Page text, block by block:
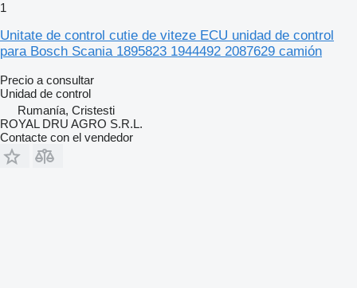
1
Unitate de control cutie de viteze ECU unidad de control
para Bosch Scania 1895823 1944492 2087629 camión
Precio a consultar
Unidad de control
Rumanía, Cristesti
ROYAL DRU AGRO S.R.L.
Contacte con el vendedor